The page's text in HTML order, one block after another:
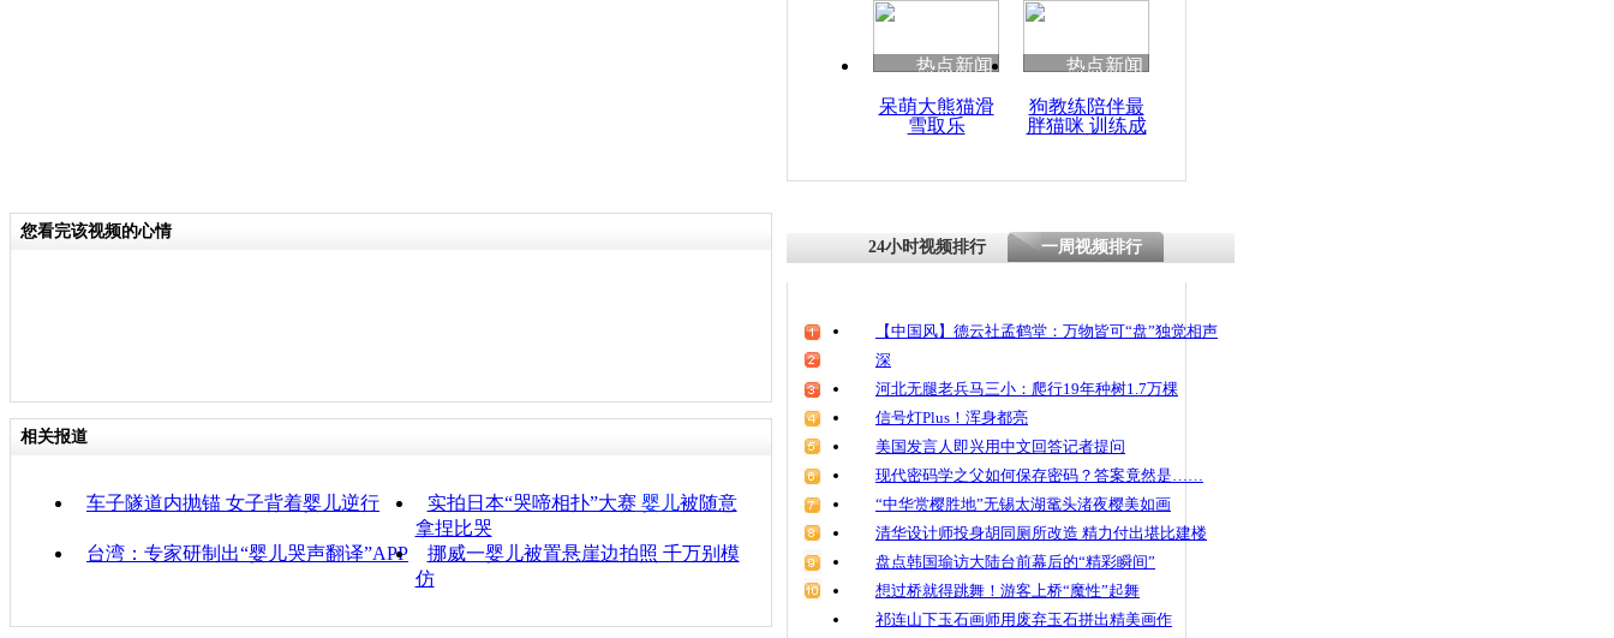
魂
热点新闻
呆萌大熊猫滑
雪取乐
热点新闻
狗教练陪伴最
胖猫咪 训练成
您看完该视频的心情
相关报道
车子隧道内抛锚 女子背着婴儿逆行 实拍日本“哭啼相扑”大赛 婴儿被随意
拿捏比哭
台湾：专家研制出“婴儿哭声翻译”APP
挪威一婴儿被置悬崖边拍照 千万别模
仿
24小时视频排行 一周视频排行
【中国风】德云社孟鹤堂：万物皆可“盘”独觉相声
深
河北无腿老兵马三小：爬行19年种树1.7万棵
信号灯Plus！浑身都亮
美国发言人即兴用中文回答记者提问
现代密码学之父如何保存密码？答案竟然是……
“中华赏樱胜地”无锡太湖鼋头渚夜樱美如画
清华设计师投身胡同厕所改造 精力付出堪比建楼
盘点韩国瑜访大陆台前幕后的“精彩瞬间”
想过桥就得跳舞！游客上桥“魔性”起舞
祁连山下玉石画师用废弃玉石拼出精美画作